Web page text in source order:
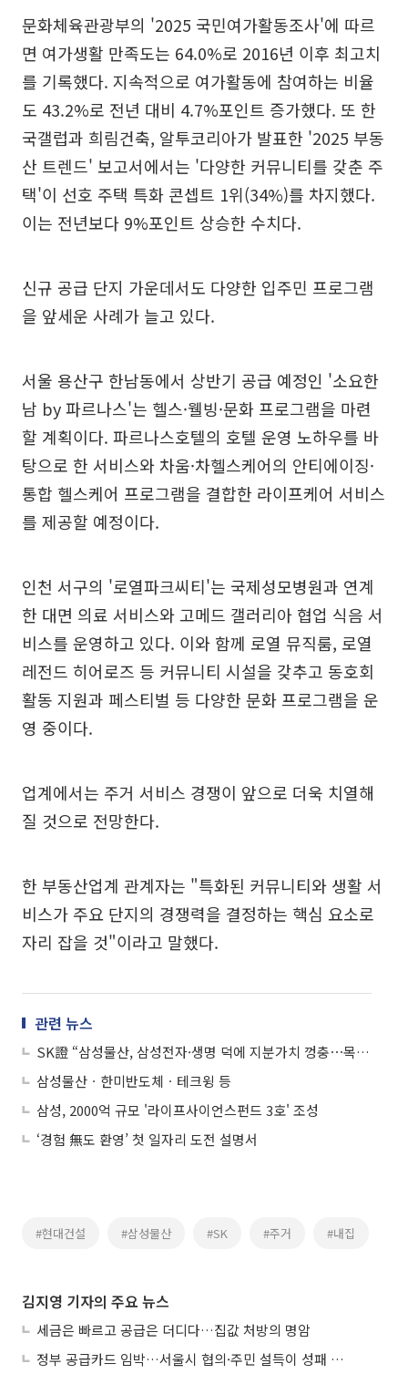
문화체육관광부의 '2025 국민여가활동조사'에 따르
면 여가생활 만족도는 64.0%로 2016년 이후 최고치
를 기록했다. 지속적으로 여가활동에 참여하는 비율
도 43.2%로 전년 대비 4.7%포인트 증가했다. 또 한
국갤럽과 희림건축, 알투코리아가 발표한 '2025 부동
산 트렌드' 보고서에서는 '다양한 커뮤니티를 갖춘 주
택'이 선호 주택 특화 콘셉트 1위(34%)를 차지했다.
이는 전년보다 9%포인트 상승한 수치다.
신규 공급 단지 가운데서도 다양한 입주민 프로그램
을 앞세운 사례가 늘고 있다.
서울 용산구 한남동에서 상반기 공급 예정인 '소요한
남 by 파르나스'는 헬스·웰빙·문화 프로그램을 마련
할 계획이다. 파르나스호텔의 호텔 운영 노하우를 바
탕으로 한 서비스와 차움·차헬스케어의 안티에이징·
통합 헬스케어 프로그램을 결합한 라이프케어 서비스
를 제공할 예정이다.
인천 서구의 '로열파크씨티'는 국제성모병원과 연계
한 대면 의료 서비스와 고메드 갤러리아 협업 식음 서
비스를 운영하고 있다. 이와 함께 로열 뮤직룸, 로열
레전드 히어로즈 등 커뮤니티 시설을 갖추고 동호회
활동 지원과 페스티벌 등 다양한 문화 프로그램을 운
영 중이다.
업계에서는 주거 서비스 경쟁이 앞으로 더욱 치열해
질 것으로 전망한다.
한 부동산업계 관계자는 "특화된 커뮤니티와 생활 서
비스가 주요 단지의 경쟁력을 결정하는 핵심 요소로
자리 잡을 것"이라고 말했다.
관련 뉴스
SK證 “삼성물산, 삼성전자·생명 덕에 지분가치 껑충⋯목표가 59만원 상향”
삼성물산ㆍ한미반도체ㆍ테크윙 등
삼성, 2000억 규모 '라이프사이언스펀드 3호' 조성
‘경험 無도 환영’ 첫 일자리 도전 설명서
#현대건설 #삼성물산 #SK #주거 #내집
김지영 기자의 주요 뉴스
세금은 빠르고 공급은 더디다…집값 처방의 명암
정부 공급카드 임박…서울시 협의·주민 설득이 성패 가른다